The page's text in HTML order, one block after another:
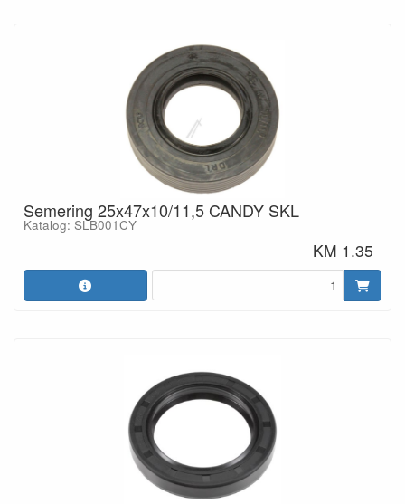
Semering 25x47x10/11,5 CANDY SKL
Katalog: SLB001CY
KM 1.35